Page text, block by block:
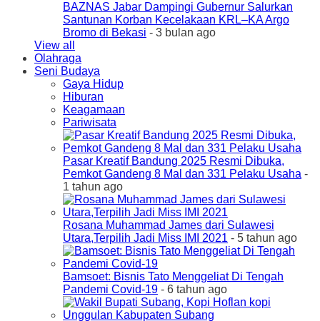
BAZNAS Jabar Dampingi Gubernur Salurkan
Santunan Korban Kecelakaan KRL–KA Argo
Bromo di Bekasi - 3 bulan ago
View all
Olahraga
Seni Budaya
Gaya Hidup
Hiburan
Keagamaan
Pariwisata
Pasar Kreatif Bandung 2025 Resmi Dibuka,
Pemkot Gandeng 8 Mal dan 331 Pelaku Usaha -
1 tahun ago
Rosana Muhammad James dari Sulawesi
Utara,Terpilih Jadi Miss IMI 2021 - 5 tahun ago
Bamsoet: Bisnis Tato Menggeliat Di Tengah
Pandemi Covid-19 - 6 tahun ago